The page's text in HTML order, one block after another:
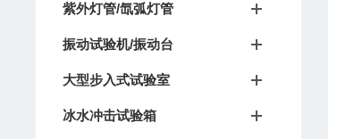
紫外灯管/氙弧灯管
振动试验机/振动台
大型步入式试验室
冰水冲击试验箱